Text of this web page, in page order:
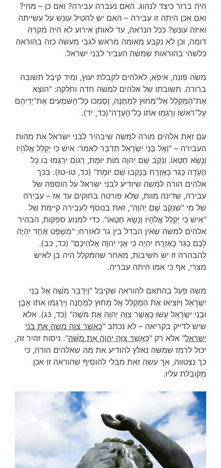
היה ברור כיצד לנהוג. האם נעברה עבירה? ואם כן – מהי?
ואם אכן היתה זו עבירה – האם יש להטיל עונש על עשייתה
ואיזה עונש? ככל הנראה, עד לאותן אירוע לא היה מקרה
דומה, וכן לא נקבע מאומה מראש לגבי מעשה כזה בהוראה
כלשהי בהוראות שמשה העביר לבני ישראל.
משה פונה, איפא, לאלהים לקבלת יעוץ, ומיד קיבל תשובה
ברורה. תשובתו של אלהים למשה חדה וחלקה: "הוֹצֵא
אֶת־הַמְקַלֵּל אֶל־מִחוּץ לַמַּחֲנֶה, וְסָמְכוּ כָל־הַשֹּׁמְעִים אֶת־יְדֵיהֶם
עַל־רֹאשׁוֹ וְרָגְמוּ אֹתוֹ כָּל־הָעֵדָה"(כד, יד).
עם זאת אלהים מורה למשה שיבהיר לבני ישראל את מהות
העבירה – "וְאֶל בְּנֵי יִשְׂרָאֵל תְּדַבֵּר לֵאמֹר: אִישׁ כִּי יְקַלֵּל אֱלֹהָיו
וְנָשָׂא חֶטְאוֹ. וְנֹקֵב שֵׁם יְהוָה מוֹת יוּמָת, רָגוֹם יִרְגְּמוּ בוֹ כָּל
הָעֵדָה כַּגֵּר כָּאֶזְרָח בְּנָקְבוֹ שֵׁם יוּמָת" (כד, טו-טז). בכך
אלהים הורה למשה שיודיע לבני ישראל על הוספה של
עבירה, שדינה מוות, שלא פורטה בחוקים עד אז – עבירה
של מי "שנֹקֵב שֵׁם יְהוָה", זאת בנוסף לעבירה קיימת של
"אִישׁ כִּי יְקַלֵּל אֱלֹהָיו וְנָשָׂא חֶטְאוֹ". כדי למנוע ספקות, הבהיר
אלהים למשה שאין הבדל בין גר לאזרח: "מִשְׁפַּט אֶחָד יִהְיֶה
לָכֶם כַּגֵּר כָּאֶזְרָח יִהְיֶה כִּי אֲנִי יְהוָה אֱלֹהֵיכֶם" (כד, כב).
להבהרה זו יש חשיבות, מאחר שהמקלל היה בן לאיש
מצרי, אף כי אמו היתה עבריה.
משה פעל בהתאם להוראה שקיבל "וַיְדַבֵּר מֹשֶׁה אֶל בְּנֵי
יִשְׂרָאֵל וַיּוֹצִיאוּ אֶת הַמְקַלֵּל אֶל מִחוּץ לַמַּחֲנֶה וַיִּרְגְּמוּ אֹתוֹ אָבֶן
וּבְנֵי יִשְׂרָאֵל עָשׂוּ כַּאֲשֶׁר צִוָּה יְהוָה אֶת מֹשֶׁה" (כד, כג). אלא
שיש לדייק בקריאה – לא נכתב "כאשר צוה משה את בני
ישראל" אלא רק "כַּאֲשֶׁר צִוָּה יְהוָה אֶת מֹשֶׁה". ניסוח זהיר זה,
יכול לרמז שמשה נאלץ להודיע את מה שאלהים הורה, כי
כך נצטווה, אך עשה זאת מבלי להוסיף שהוראה זו אכן
מקובלת עליו.